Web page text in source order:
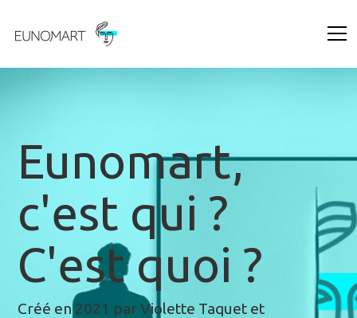
Eunomart,
c'est qui ?
C'est quoi ?
Créé en 2021 par Violette Taquet et